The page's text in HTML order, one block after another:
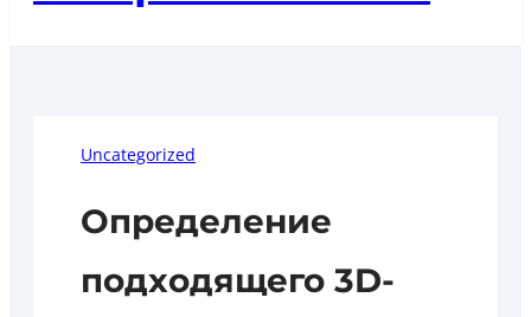
Uncategorized
Определение
подходящего 3D-